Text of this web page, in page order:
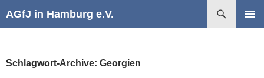
AGfJ in Hamburg e.V.
Schlagwort-Archive: Georgien